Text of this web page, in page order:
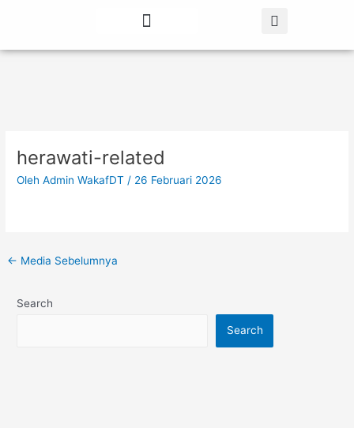
herawati-related
OlehAdmin WakafDT / 26 Februari 2026
← Media Sebelumnya
Search
Search